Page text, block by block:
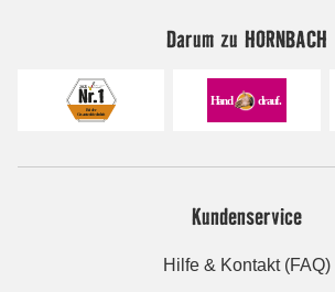
Darum zu HORNBACH
Kundenservice
Hilfe & Kontakt (FAQ)